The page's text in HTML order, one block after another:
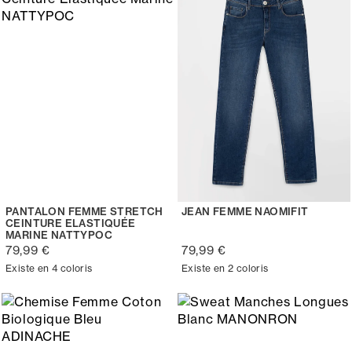
PANTALON FEMME STRETCH
CEINTURE ELASTIQUÉE
MARINE NATTYPOC
79,99 €
Existe en 4 coloris
JEAN FEMME NAOMIFIT
79,99 €
Existe en 2 coloris